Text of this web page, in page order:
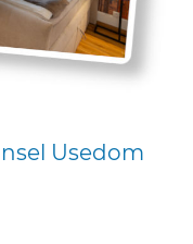
Usedom